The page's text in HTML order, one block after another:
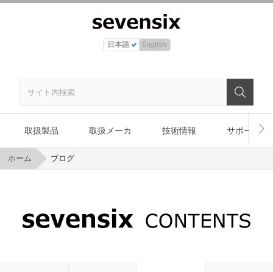
日本語 English
取扱製品 取扱メーカ 技術情報 サポート
ホーム ブログ